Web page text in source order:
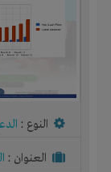
النوع :
العنوان :